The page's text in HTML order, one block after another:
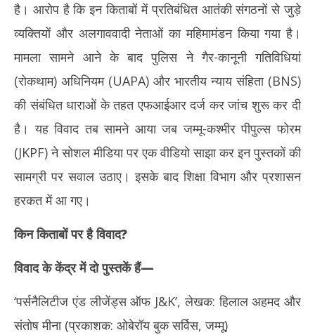
NOW VIEWING
जम्मू-कश्मीर के सरकारी स्कूलों की लाइब्रेरी में पहुंचीं विवादित किताबें, UAPA के
तहत केस दर्ज; सरकार ने वापस मंगाईं सभी प्रतियां
July
6,
2026
6,
है। आरोप है कि इन किताबों में प्रतिबंधित आतंकी संगठनों से जुड़े
व्यक्तियों और अलगाववादी नेताओं का महिमामंडन किया गया है।
मामला सामने आने के बाद पुलिस ने गैर-कानूनी गतिविधियां
(रोकथाम) अधिनियम (UAPA) और भारतीय न्याय संहिता (BNS)
की संबंधित धाराओं के तहत एफआईआर दर्ज कर जांच शुरू कर दी
है। यह विवाद तब सामने आया जब जम्मू-कश्मीर पीपुल्स फोरम
(JKPF) ने सोशल मीडिया पर एक वीडियो साझा कर इन पुस्तकों की
सामग्री पर सवाल उठाए। इसके बाद शिक्षा विभाग और प्रशासन
हरकत में आ गए।
किन किताबों पर है विवाद?
विवाद के केंद्र में दो पुस्तकें हैं—
‘पर्सनैलिटीज एंड लीजेंड्स ऑफ J&K’, लेखक: हिलाल अहमद और
संतोष मीना (प्रकाशक: ओबेरॉय बुक सर्विस, जम्मू)